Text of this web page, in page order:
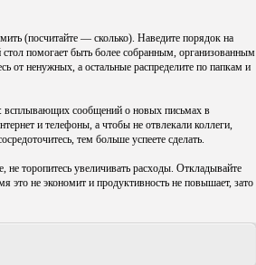
(посчитайте — сколько). Наведите порядок на
помогает быть более собранным, организованным
от ненужных, а остальные распределите по папкам и
всплывающих сообщений о новых письмах в
и телефоны, а чтобы не отвлекали коллеги,
тем больше успеете сделать.
торопитесь увеличивать расходы. Откладывайте
это не экономит и продуктивность не повышает, зато